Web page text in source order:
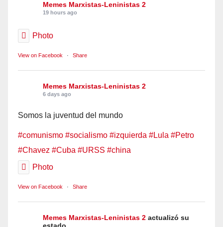
Memes Marxistas-Leninistas 2
19 hours ago
Photo
View on Facebook · Share
Memes Marxistas-Leninistas 2
6 days ago
Somos la juventud del mundo
#comunismo #socialismo #izquierda #Lula #Petro
#Chavez #Cuba #URSS #china
Photo
View on Facebook · Share
Memes Marxistas-Leninistas 2 actualizó su